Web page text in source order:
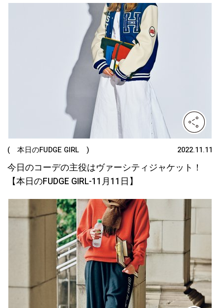
( 本日のFUDGE GIRL ) 2022.11.11
今日のコーデの主役はヴァーシティジャケット！
【本日のFUDGE GIRL-11月11日】